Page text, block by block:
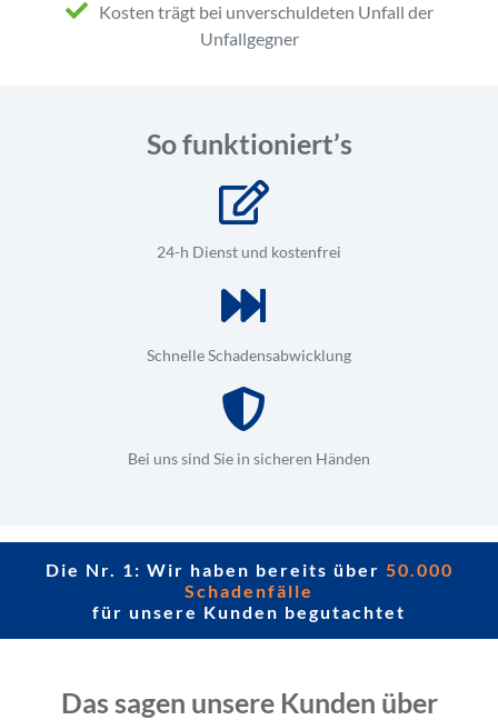
Kosten trägt bei unverschuldeten Unfall der
Unfallgegner
So funktioniert’s
24-h Dienst und kostenfrei
Schnelle Schadensabwicklung
Bei uns sind Sie in sicheren Händen
Die Nr. 1: Wir haben bereits über 50.000
Schadenfälle
für unsere Kunden begutachtet
Das sagen unsere Kunden über